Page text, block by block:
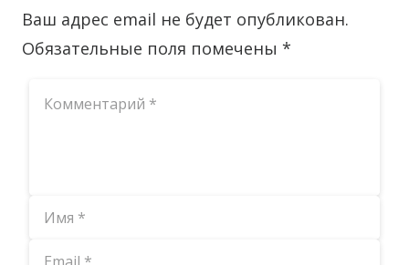
Ваш адрес email не будет опубликован.
Обязательные поля помечены *